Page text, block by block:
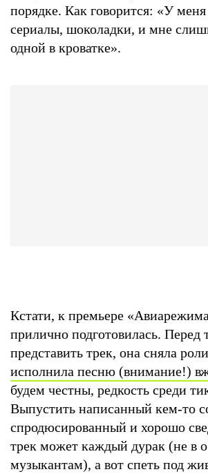
порядке. Как говорится: «У меня
сериалы, шоколадки, и мне
одной в кроватке».
Кстати, к премьере
прилично подготовилась. Перед
представить трек, она сняла
исполнила песню (внимание!)
будем честны, редкость среди
Выпустить написанный кем-то
спродюсированный и хорошо
трек может каждый дурак (не в
музыкантам), а вот спеть под